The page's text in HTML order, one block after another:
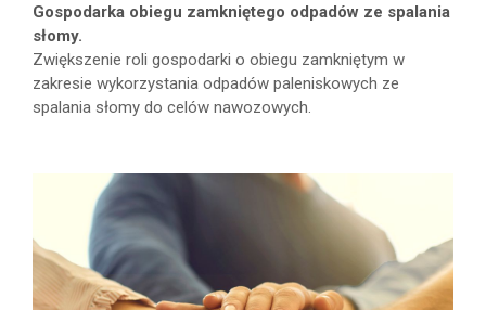
Gospodarka obiegu zamkniętego odpadów ze spalania
słomy.
Zwiększenie roli gospodarki o obiegu zamkniętym w
zakresie wykorzystania odpadów paleniskowych ze
spalania słomy do celów nawozowych.